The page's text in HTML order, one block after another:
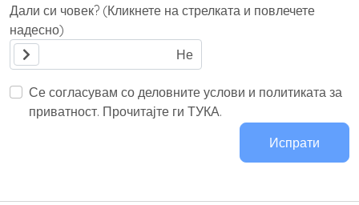
Дали си човек? (Кликнете на стрелката и повлечете
надесно)
Се согласувам со деловните услови и политиката за
приватност. Прочитајте ги ТУКА.
Испрати